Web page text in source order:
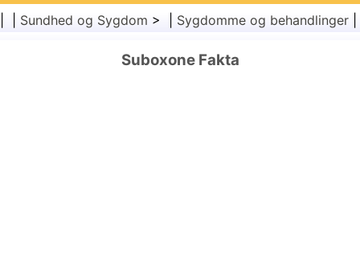
Familiesundhed
Sundhedssektoren
Sundhed og Sygdom > | Sygdomme og behandlinger
Suboxone Fakta